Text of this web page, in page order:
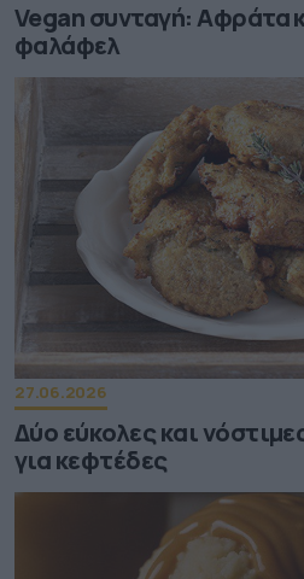
Vegan συνταγή: Αφράτα
φαλάφελ
27.06.2026
Δύο εύκολες και
για κεφτέδες